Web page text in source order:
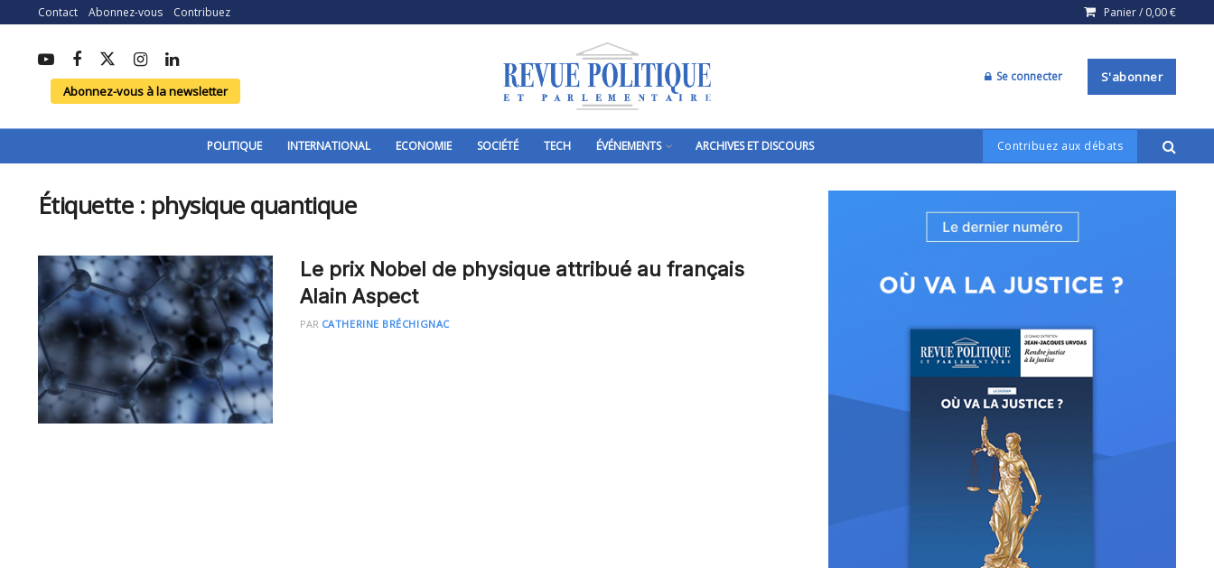
Contact Abonnez-vous Contribuez Panier / 0,00€
Abonnez-vous à la newsletter
Se connecter S'abonner
POLITIQUE INTERNATIONAL ECONOMIE SOCIÉTÉ TECH ÉVÉNEMENTS ARCHIVES ET DISCOURS Contribuez aux débats
Étiquette : physique quantique
Le prix Nobel de physique attribué au français
Alain Aspect
PAR CATHERINE BRÉCHIGNAC